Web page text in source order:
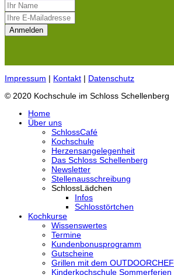
Impressum | Kontakt | Datenschutz
© 2020 Kochschule im Schloss Schellenberg
Home
Über uns
SchlossCafé
Kochschule
Herzensangelegenheit
Das Schloss Schellenberg
Newsletter
Stellenausschreibung
SchlossLädchen
Infos
Schlosstörtchen
Kochkurse
Wissenswertes
Termine
Kundenbonusprogramm
Gutscheine
Grillen mit dem OUTDOORCHEF
Kinderkochschule Sommerferien